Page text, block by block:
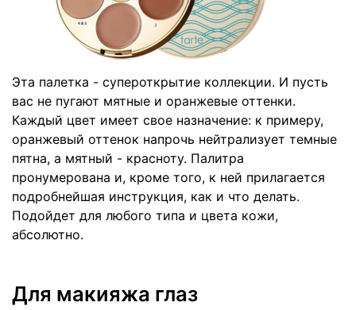
Эта палетка - супероткрытие коллекции. И пусть
вас не пугают мятные и оранжевые оттенки.
Каждый цвет имеет свое назначение: к примеру,
оранжевый оттенок напрочь нейтрализует темные
пятна, а мятный - красноту. Палитра
пронумерована и, кроме того, к ней прилагается
подробнейшая инструкция, как и что делать.
Подойдет для любого типа и цвета кожи,
абсолютно.
Для макияжа глаз